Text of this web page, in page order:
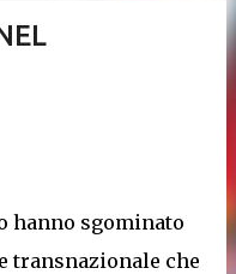
hanno sgominato
transnazionale che